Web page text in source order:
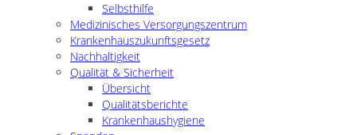
Selbsthilfe
Medizinisches Versorgungszentrum
Krankenhauszukunftsgesetz
Nachhaltigkeit
Qualität & Sicherheit
Übersicht
Qualitätsberichte
Krankenhaushygiene